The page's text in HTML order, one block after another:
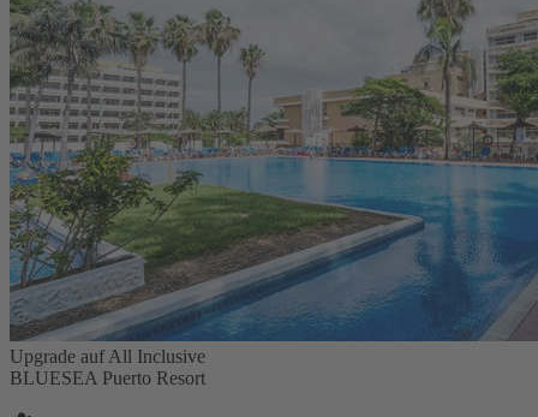
Upgrade auf All Inclusive
BLUESEA Puerto Resort